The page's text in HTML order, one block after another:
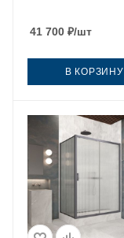
41 700 ₽/шт
В КОРЗИНУ